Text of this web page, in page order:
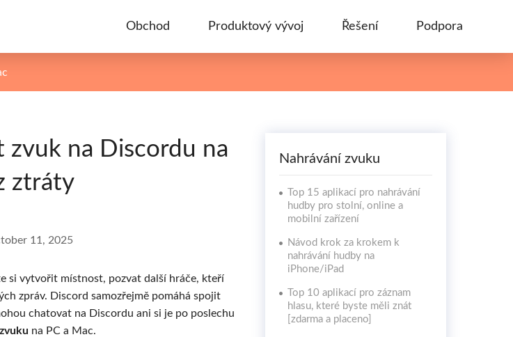
Obchod Produktový vývoj Řešení Podpora
zvuk na Discordu na
ztráty
11, 2025
si vytvořit místnost, pozvat další hráče, kteří
zpráv. Discord samozřejmě pomáhá spojit
chatovat na Discordu ani si je po poslechu
na PC a Mac.
Nahrávání zvuku
Top 15 aplikací pro nahrávání
hudby pro stolní, online a
mobilní zařízení
Návod krok za krokem k
nahrávání hudby na
iPhone/iPad
Top 10 aplikací pro záznam
hlasu, které byste měli znát
[zdarma a placeno]